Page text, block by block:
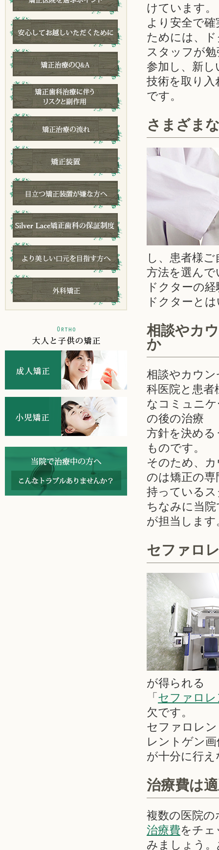
けています。
より安全で
ためには、
スタッフが
参加し、新し
技術を取り
です。
さまざま
し、患者様
方法を選ん
ドクターの
ドクターと
相談やカ
か
相談やカウ
科医院と患者
なコミュニ
の後の治療
方針を決め
ものです。
そのため、
のは矯正の専
持っている
ちなみに当
が担当します
セファロ
が得られる
「セファロ
欠です。
セファロレ
レントゲン
が十分に行
治療費は
複数の医院
治療費をチ
みましょう